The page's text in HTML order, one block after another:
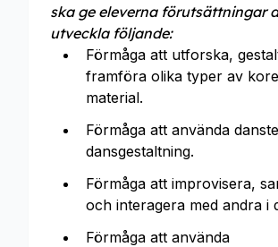
ska ge eleverna förutsättningar
utveckla följande:
Förmåga att utforska,
framföra olika typer av
material.
Förmåga att använda
dansgestaltning.
Förmåga att improvisera,
och interagera med andra i
Förmåga att använda